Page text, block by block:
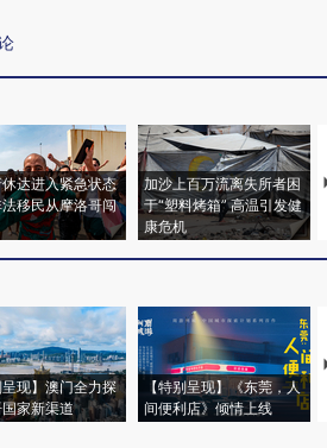
达进入紧急状态
移民从摩洛哥闯
加沙上百万流离失所者困
于“塑料烤箱” 高温引发健
康危机
现】澳门全力探
家新渠道
【特别呈现】《东莞，人
间便利店》倾情上线